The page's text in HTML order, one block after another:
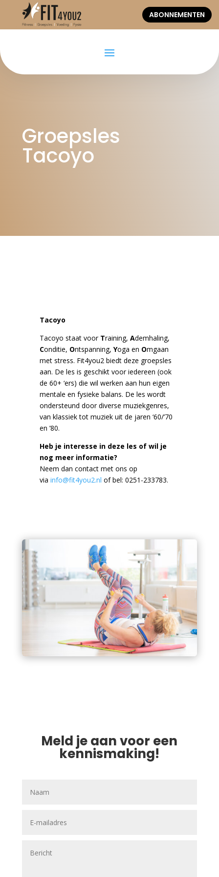
ABONNEMENTEN
Groepsles
Tacoyo
Tacoyo
Tacoyo staat voor Training, Ademhaling,
Conditie, Ontspanning, Yoga en Omgaan
met stress. Fit4you2 biedt deze groepsles
aan. De les is geschikt voor iedereen (ook
de 60+ ‘ers) die wil werken aan hun eigen
mentale en fysieke balans. De les wordt
ondersteund door diverse muziekgenres,
van klassiek tot muziek uit de jaren ‘60/’70
en ’80.
Heb je interesse in deze les of wil je
nog meer informatie?
Neem dan contact met ons op
via info@fit4you2.nl of bel: 0251-233783.
Meld je aan voor een
kennismaking!